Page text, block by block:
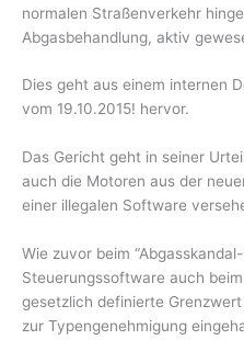
normalen Straßenverkehr
Abgasbehandlung, aktiv
Dies geht aus einem internen
vom 19.10.2015! hervor.
Das Gericht geht in seiner
auch die Motoren aus der
einer illegalen Software
Wie zuvor beim
Steuerungssoftware auch
gesetzlich definierte
zur Typengenehmigung